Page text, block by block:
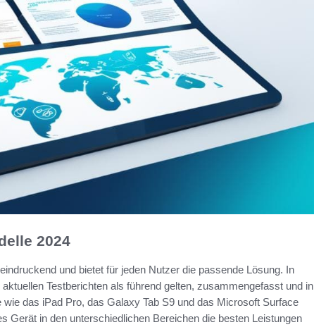
2024
und bietet für jeden Nutzer die passende Lösung. In
aktuellen Testberichten als führend gelten, zusammengefasst und in
das iPad Pro, das Galaxy Tab S9 und das Microsoft Surface
Gerät in den unterschiedlichen Bereichen die besten Leistungen